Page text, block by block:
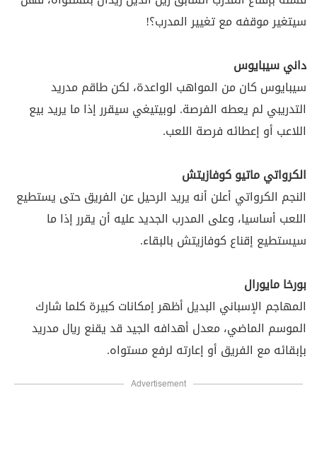
سيتغير موقفه مع تغيير المدرب؟!
داني سيبايوس
سيبايوس كان من المواهب الواعدة، لكن طاقم مدريد
التدريبي لم يعطه الفرصة. لوبيتيغي سيقرر إذا ما يريد بيع
اللاعب أو إعطائه فرصة اللعب.
الكرواتي ماتيو كوفازيتش
النجم الكرواتي أعلن أنه يريد الرحيل عن الفريق حتى يستطيع
اللعب أساسيا، وعلى المدرب الجديد عليه أن يقرر إذا ما
سيستطيع إقناع كوفازيتش بالبقاء.
بورخا مايورال
المهاجم الإسباني البديل أظهر إمكانات كبيرة كلما شارك
الموسم الماضي، معدل أهدافه الجيد قد يقنع ريال مدريد
بإبقائه مع الفريق أو إعارته لرفع مستواه.
Advertisement